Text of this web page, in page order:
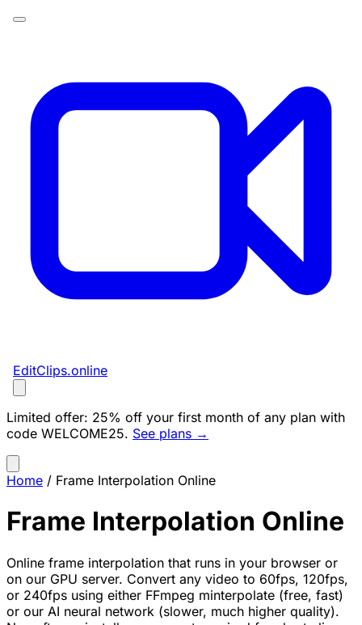
EditClips.online
Limited offer: 25% off your first month of any plan with
code WELCOME25. See plans →
Home / Frame Interpolation Online
Frame Interpolation Online
Online frame interpolation that runs in your browser or
on our GPU server. Convert any video to 60fps, 120fps,
or 240fps using either FFmpeg minterpolate (free, fast)
or our AI neural network (slower, much higher quality).